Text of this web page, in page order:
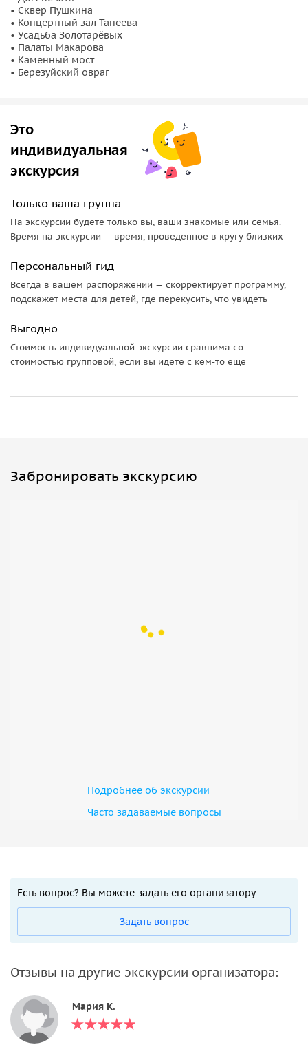
• Сквер Пушкина
• Концертный зал Танеева
• Усадьба Золотарёвых
• Палаты Макарова
• Каменный мост
• Березуйский овраг
Это
индивидуальная
экскурсия
Только ваша группа
На экскурсии будете только вы, ваши знакомые или семья.
Время на экскурсии — время, проведенное в кругу близких
Персональный гид
Всегда в вашем распоряжении — скорректирует программу,
подскажет места для детей, где перекусить, что увидеть
Выгодно
Стоимость индивидуальной экскурсии сравнима со
стоимостью групповой, если вы идете с кем-то еще
Забронировать экскурсию
Подробнее об экскурсии
Часто задаваемые вопросы
Есть вопрос? Вы можете задать его организатору
Задать вопрос
Отзывы на другие экскурсии организатора:
Мария К.